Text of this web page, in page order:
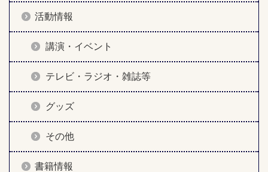
活動情報
講演・イベント
テレビ・ラジオ・雑誌等
グッズ
その他
書籍情報